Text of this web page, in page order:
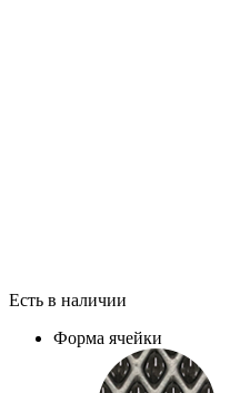
Есть в наличии
Форма ячейки